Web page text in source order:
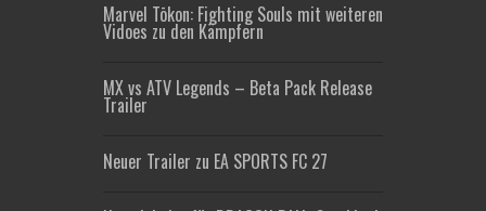
Marvel Tōkon: Fighting Souls mit weiteren
Vidoes zu den Kämpfern
MX vs ATV Legends – Beta Pack Release
Trailer
Neuer Trailer zu EA SPORTS FC 27